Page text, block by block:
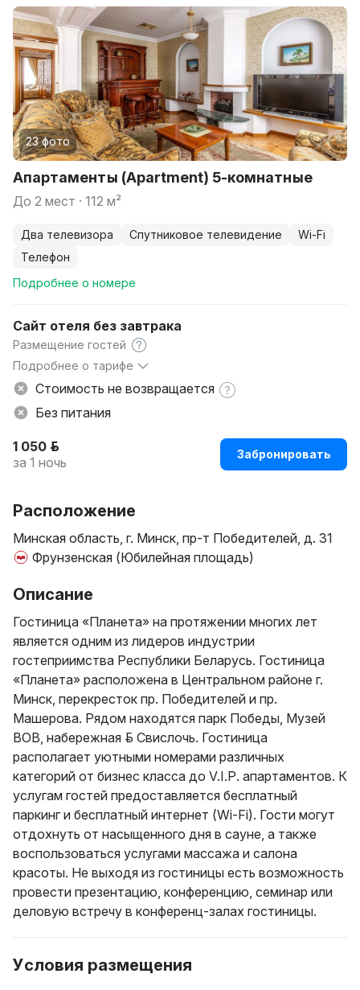
Апартаменты (Apartment) 5-комнатные
до 2 мест · 112 м²
два телевизора спутниковое телевидение
Wi-Fi
телефон
Подробнее о номере
23 фото
Сайт отеля без завтрака
Размещение гостей
Подробнее о тарифе
В стоимость входит: проживание, бесплатный
охраняемый паркинг (1 автомобиль), НДС, налоги и сборы.
Стоимость не возвращается
Без питания
1 050 р.
за 1 ночь
Забронировать
Расположение
Минская область, г. Минск, пр-т Победителей, д. 31
Фрунзенская (Юбилейная площадь)
Описание
Гостиница «Планета» на протяжении многих лет
является одним из лидеров индустрии
гостеприимства Республики Беларусь. Гостиница
«Планета» расположена в Центральном районе г.
Минск, перекресток пр. Победителей и пр.
Машерова. Рядом находятся парк Победы, Музей
ВОВ, набережная р. Свислочь. Гостиница
располагает уютными номерами различных
категорий от бизнес класса до V.I.P. апартаментов. К
услугам гостей предоставляется бесплатный
паркинг и бесплатный интернет (Wi-Fi). Гости могут
отдохнуть от насыщенного дня в сауне, а также
воспользоваться услугами массажа и салона
красоты. Не выходя из гостиницы есть возможность
провести презентацию, конференцию, семинар или
деловую встречу в конференц-залах гостиницы.
Условия размещения